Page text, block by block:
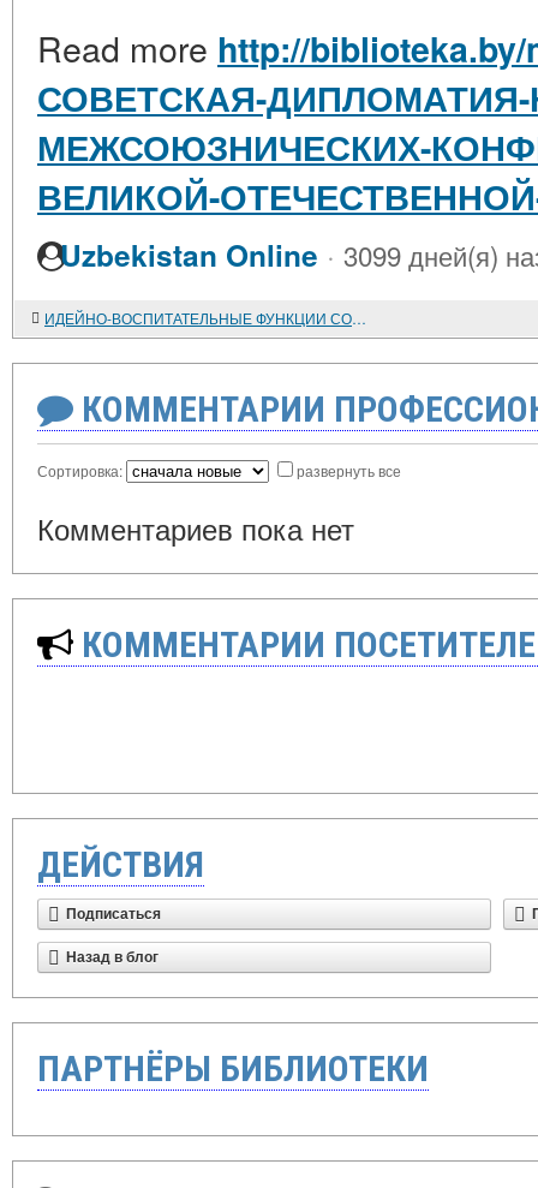
Read more http://
СОВЕТСКАЯ-
МЕЖСОЮЗНИЧЕСКИХ-
ВЕЛИКОЙ-
Uzbekistan Online · 3099 дней(я)
ИДЕЙНО-ВОСПИТАТЕЛЬНЫЕ ФУНКЦИИ СОВЕТСКОЙ ИСТОРИЧЕСКОЙ НАУКИ
КОММЕНТАРИИ
Сортировка: развернуть все
Комментариев пока нет
КОММЕНТАРИИ
ДЕЙСТВИЯ
Подписаться
Назад в блог
ПАРТНЁРЫ БИБЛИОТЕКИ